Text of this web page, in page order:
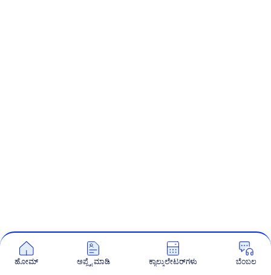
ಹೋಮ್ ಅಪ್ಲೈ ಮಾಡಿ ಕ್ಯಾಲ್ಕುಲೇಟರ್‌ಗಳು ಬೆಂಬಲ